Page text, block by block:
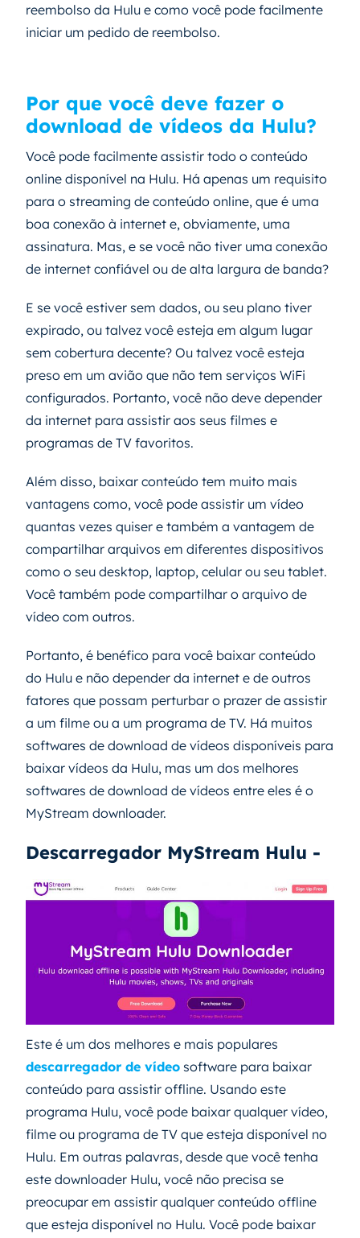
reembolso da Hulu e como você pode facilmente
iniciar um pedido de reembolso.
Por que você deve fazer o
download de vídeos da Hulu?
Você pode facilmente assistir todo o conteúdo
online disponível na Hulu. Há apenas um requisito
para o streaming de conteúdo online, que é uma
boa conexão à internet e, obviamente, uma
assinatura. Mas, e se você não tiver uma conexão
de internet confiável ou de alta largura de banda?
E se você estiver sem dados, ou seu plano tiver
expirado, ou talvez você esteja em algum lugar
sem cobertura decente? Ou talvez você esteja
preso em um avião que não tem serviços WiFi
configurados. Portanto, você não deve depender
da internet para assistir aos seus filmes e
programas de TV favoritos.
Além disso, baixar conteúdo tem muito mais
vantagens como, você pode assistir um vídeo
quantas vezes quiser e também a vantagem de
compartilhar arquivos em diferentes dispositivos
como o seu desktop, laptop, celular ou seu tablet.
Você também pode compartilhar o arquivo de
vídeo com outros.
Portanto, é benéfico para você baixar conteúdo
do Hulu e não depender da internet e de outros
fatores que possam perturbar o prazer de assistir
a um filme ou a um programa de TV. Há muitos
softwares de download de vídeos disponíveis para
baixar vídeos da Hulu, mas um dos melhores
softwares de download de vídeos entre eles é o
MyStream downloader.
Descarregador MyStream Hulu -
Este é um dos melhores e mais populares
descarregador de vídeo software para baixar
conteúdo para assistir offline. Usando este
programa Hulu, você pode baixar qualquer vídeo,
filme ou programa de TV que esteja disponível no
Hulu. Em outras palavras, desde que você tenha
este downloader Hulu, você não precisa se
preocupar em assistir qualquer conteúdo offline
que esteja disponível no Hulu. Você pode baixar